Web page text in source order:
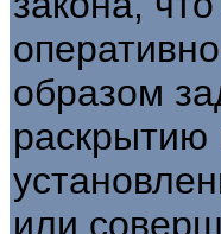
образом
раскрытию
или